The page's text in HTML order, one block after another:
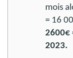
mois
= 16
2600€
2023.